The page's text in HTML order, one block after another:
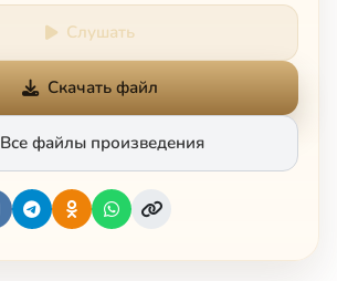
Слушать
Скачать файл
Все файлы произведения